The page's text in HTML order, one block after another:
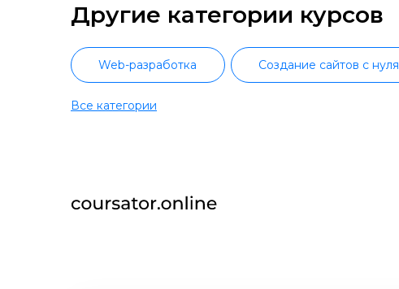
Другие категории курсов
Web-разработка Создание сайтов с нуля
Python-разработка ботов
Ubuntu Администрирование Windows
Все категории